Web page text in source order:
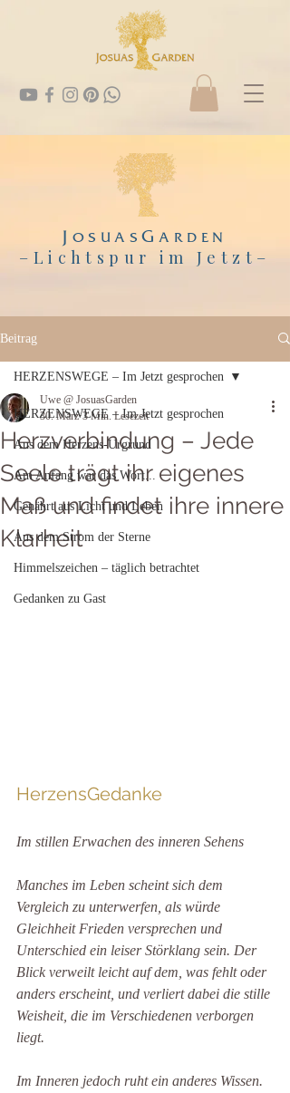
J OSUAS GARDEN
–Lichtspur im Jetzt –
Beitrag
HERZENSWEGE – Im Jetzt gesprochen
Aus dem Herzens-Urgrund
Am Anfang war das Wort...
Genährt aus Licht und Leben
Aus dem Strom der Sterne
Himmelszeichen – täglich betrachtet
Gedanken zu Gast
HERZENSWEGE – Im Jetzt gesprochen
Herzverbindung – Jede
Seele trägt ihr eigenes
Maß und findet ihre innere
Klarheit
Uwe @ JosuasGarden
30. März 3 Min. Lesezeit
HerzensGedanke
Im stillen Erwachen des inneren Sehens
Manches im Leben scheint sich dem
Vergleich zu unterwerfen, als würde
Gleichheit Frieden versprechen und
Unterschied ein leiser Störklang sein. Der
Blick verweilt leicht auf dem, was fehlt oder
anders erscheint, und verliert dabei die stille
Weisheit, die im Verschiedenen verborgen
liegt.
Im Inneren jedoch ruht ein anderes Wissen.